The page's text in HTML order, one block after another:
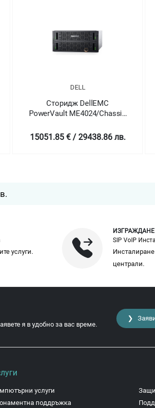
DELL
Сторидж DellEMC
PowerVault ME4024/Chassis
HotPlug/2x1.2TB/Rails/Bezel/Dual
15051.85 € / 29438.86 лв.
услуги.
SIP VoIP
централи.
я в удобно за вас време.
❯ Заяви
услуги
поддръжка